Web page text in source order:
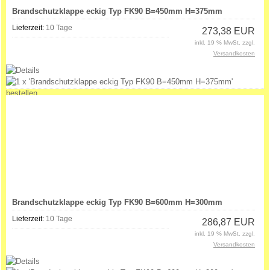
Brandschutzklappe eckig Typ FK90 B=450mm H=375mm
Lieferzeit: 10 Tage 273,38 EUR
inkl. 19 % MwSt. zzgl.
Versandkosten
Brandschutzklappe eckig Typ FK90 B=600mm H=300mm
Lieferzeit: 10 Tage 286,87 EUR
inkl. 19 % MwSt. zzgl.
Versandkosten